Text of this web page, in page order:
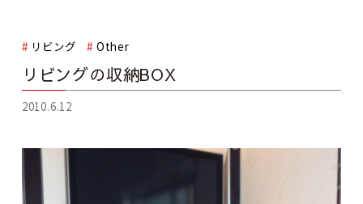
リビング Other
リビングの収納BOX
2010.6.12